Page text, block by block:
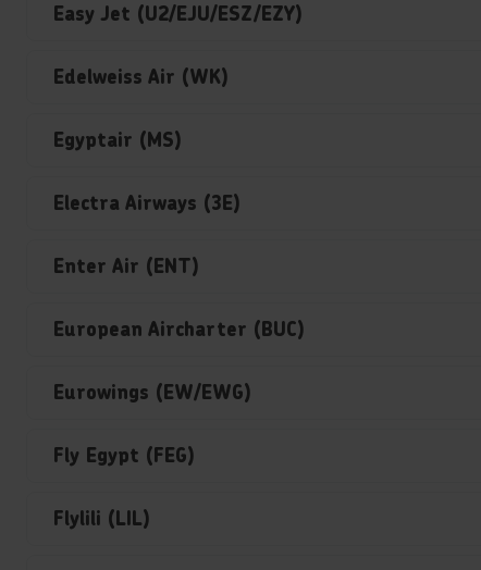
Easy Jet (U2/EJU/ESZ/EZY)
Edelweiss Air (WK)
Egyptair (MS)
Electra Airways (3E)
Enter Air (ENT)
European Aircharter (BUC)
Eurowings (EW/EWG)
Fly Egypt (FEG)
Flylili (LIL)